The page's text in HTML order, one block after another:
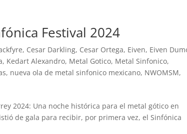
Festival 2024
, Cesar Darkling, Cesar Ortega, Eiven, Eiven
, Kedart Alexandro, Metal Gotico, Metal Sinfonico,
, nueva ola de metal sinfonico mexicano, NWOMSM,
2024: Una noche histórica para el metal gótico en
de gala para recibir, por primera vez, el Sinfónica